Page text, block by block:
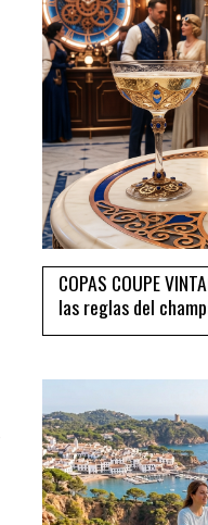
COPAS COUPE
las reglas del